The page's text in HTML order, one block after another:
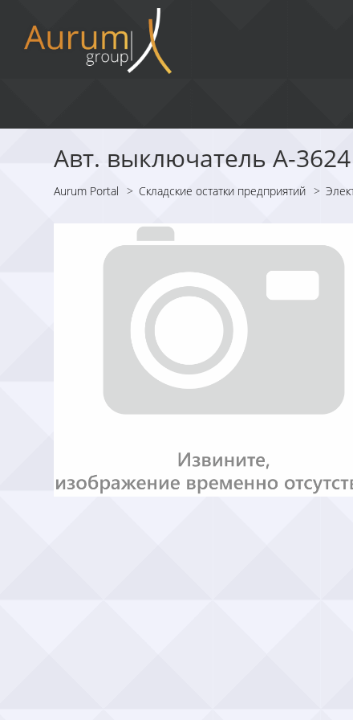
Авт. выключатель А-3624
Aurum Portal > Складские остатки предприятий >